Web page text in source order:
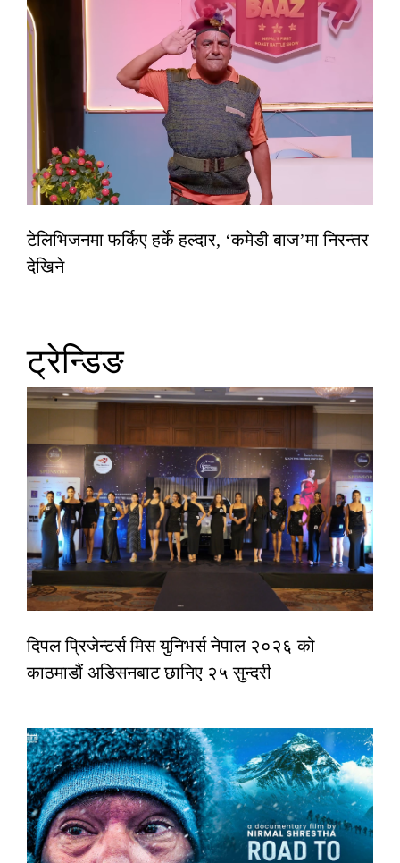
टेलिभिजनमा फर्किए हर्के हल्दार, ‘कमेडी बाज’मा निरन्तर
देखिने
ट्रेन्डिङ
दिपल प्रिजेन्टर्स मिस युनिभर्स नेपाल २०२६ को
काठमाडौं अडिसनबाट छानिए २५ सुन्दरी